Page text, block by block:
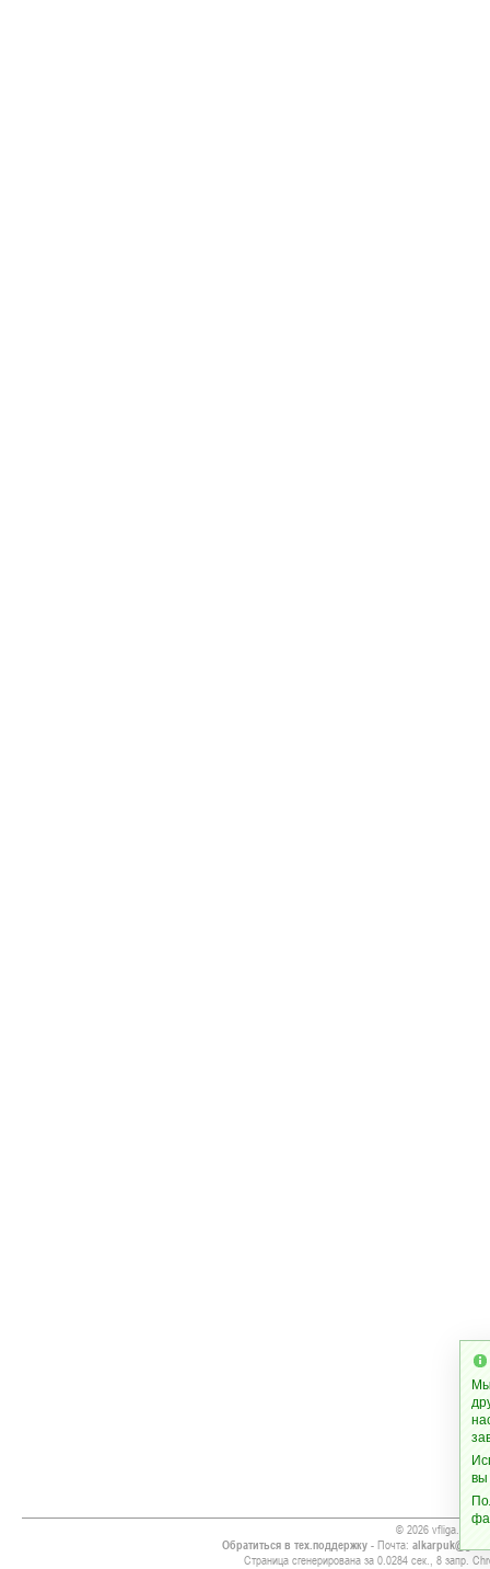
© 2026 vfliga.com
Обратиться в тех.поддержку- Почта:
Страница сгенерирована за 0.0284 сек., 8 запр.
вы